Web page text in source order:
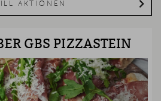
AKTIONEN
GBS PIZZASTEIN